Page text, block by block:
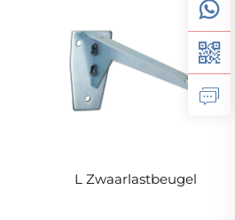
L Zwaarlastbeugel